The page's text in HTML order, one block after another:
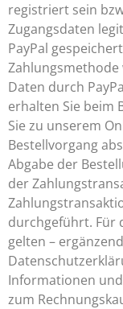
registriert sein
Zugangsdaten
PayPal
Daten durch
erhalten Sie beim
Sie zu unserem
Bestellvorgang
Abgabe der
der
durchgeführt. Für
gelten –
Informationen
zum